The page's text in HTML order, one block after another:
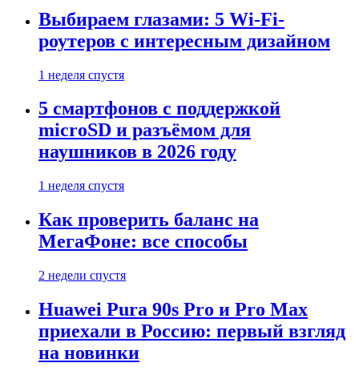
Выбираем глазами: 5 Wi-Fi-
роутеров с интересным дизайном
1 неделя спустя
5 смартфонов с поддержкой
microSD и разъёмом для
наушников в 2026 году
1 неделя спустя
Как проверить баланс на
МегаФоне: все способы
2 недели спустя
Huawei Pura 90s Pro и Pro Max
приехали в Россию: первый взгляд
на новинки